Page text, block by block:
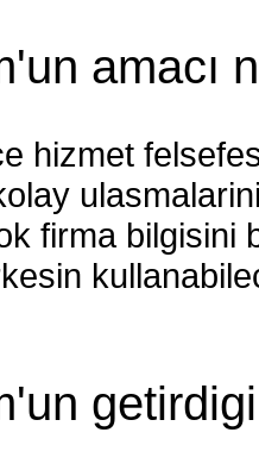
amacı
hizmet
firma bilgisini